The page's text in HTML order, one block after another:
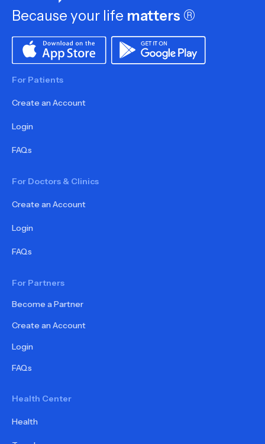
Because your life matters ®
For Patients
Create an Account
Login
FAQs
For Doctors & Clinics
Create an Account
Login
FAQs
For Partners
Become a Partner
Create an Account
Login
FAQs
Health Center
Health